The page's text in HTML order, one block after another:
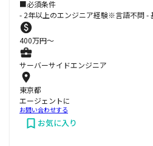
■必須条件
- 2年以上のエンジニア経験※言語不問 -
400万円〜
サーバーサイドエンジニア
東京都
エージェントに
お問い合わせする
お気に入り